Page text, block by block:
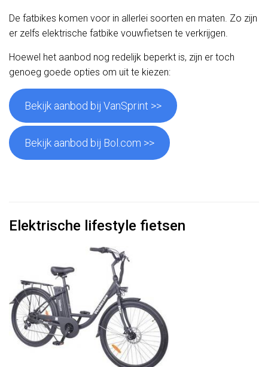
De fatbikes komen voor in allerlei soorten en maten. Zo zijn
er zelfs elektrische fatbike vouwfietsen te verkrijgen.
Hoewel het aanbod nog redelijk beperkt is, zijn er toch
genoeg goede opties om uit te kiezen:
Bekijk aanbod bij VanSprint >>
Bekijk aanbod bij Bol.com >>
Elektrische lifestyle fietsen